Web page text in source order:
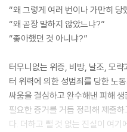
“왜 그렇게 여러 번이나 가만히 당
“왜 곧장 말하지 않았느냐?”
“좋아했던 것 아니냐?”
터무니없는 위증, 비방, 날조, 모
터 위력에 의한 성범죄를 당한 노
싸움을 결심하고 완수해낸 피해
필요한 증거를 거듭 정리해 제출
다. 더하고 뺄 것 없는 진실이 여기